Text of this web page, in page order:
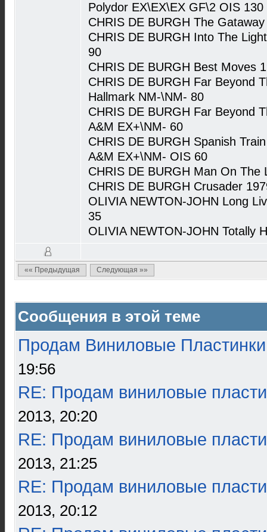
Polydor EX\EX\EX GF\2 OIS 130
CHRIS DE BURGH The
CHRIS DE BURGH Into The
90
CHRIS DE BURGH Best Moves
CHRIS DE BURGH Far Beyond
Hallmark NM-\NM- 80
CHRIS DE BURGH Far Beyond
A&M EX+\NM- 60
CHRIS DE BURGH Spanish
A&M EX+\NM- OIS 60
CHRIS DE BURGH Man On
CHRIS DE BURGH Crusader
OLIVIA NEWTON-JOHN Long
35
OLIVIA NEWTON-JOHN Totally
«« Предыдущая Следующая »»
Сообщения в этой теме
Продам Виниловые Пластинки
19:56
RE: Продам виниловые
2013, 20:20
RE: Продам виниловые
2013, 21:25
RE: Продам виниловые
2013, 20:12